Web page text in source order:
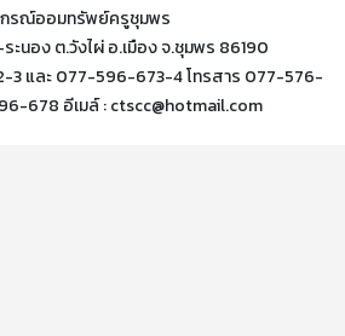
รณ์ออมทรัพย์ครูชุมพร
ะนอง ต.วังไผ่ อ.เมือง จ.ชุมพร 86190
3 และ 077-596-673-4 โทรสาร 077-576-
678 อีเมล์ : ctscc@hotmail.com